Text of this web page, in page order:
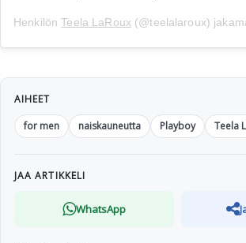
HenkilönTeela LaRoux(@teelalaroux)
AIHEET
for men
naiskauneutta Playboy Teela
JAA ARTIKKELI
WhatsApp